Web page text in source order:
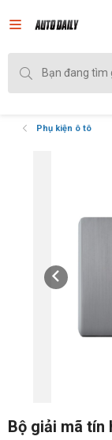
Phụ kiện ô tô
Bộ giải mã tín